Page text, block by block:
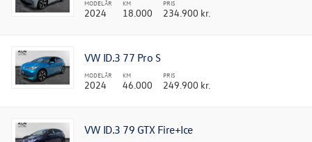
MODELÅR
2024
KM
18.000
PRIS
234.900 kr.
VW ID.3 77 Pro S
MODELÅR
2024
KM
46.000
PRIS
249.900 kr.
VW ID.3 79 GTX Fire+Ice